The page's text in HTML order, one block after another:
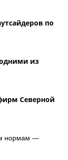
по
из
Северной
нормам —